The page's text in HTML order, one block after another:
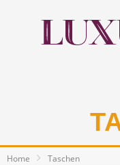
Home Taschen